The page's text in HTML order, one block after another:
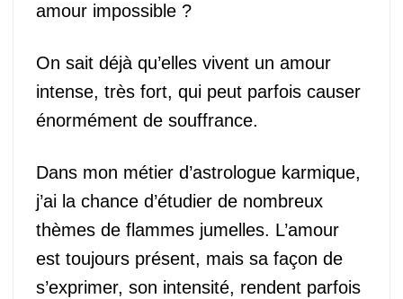
amour impossible ?
On sait déjà qu’elles vivent un amour
intense, très fort, qui peut parfois causer
énormément de souffrance.
Dans mon métier d’astrologue karmique,
j’ai la chance d’étudier de nombreux
thèmes de flammes jumelles. L’amour
est toujours présent, mais sa façon de
s’exprimer, son intensité, rendent parfois